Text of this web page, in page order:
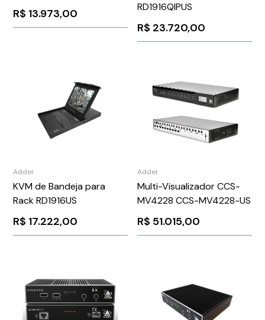
R$ 13.973,00
RD1916QIPUS
R$ 23.720,00
Adder
KVM de Bandeja para
Rack RD1916US
R$ 17.222,00
Adder
Multi-Visualizador CCS-
MV4228 CCS-MV4228-US
R$ 51.015,00